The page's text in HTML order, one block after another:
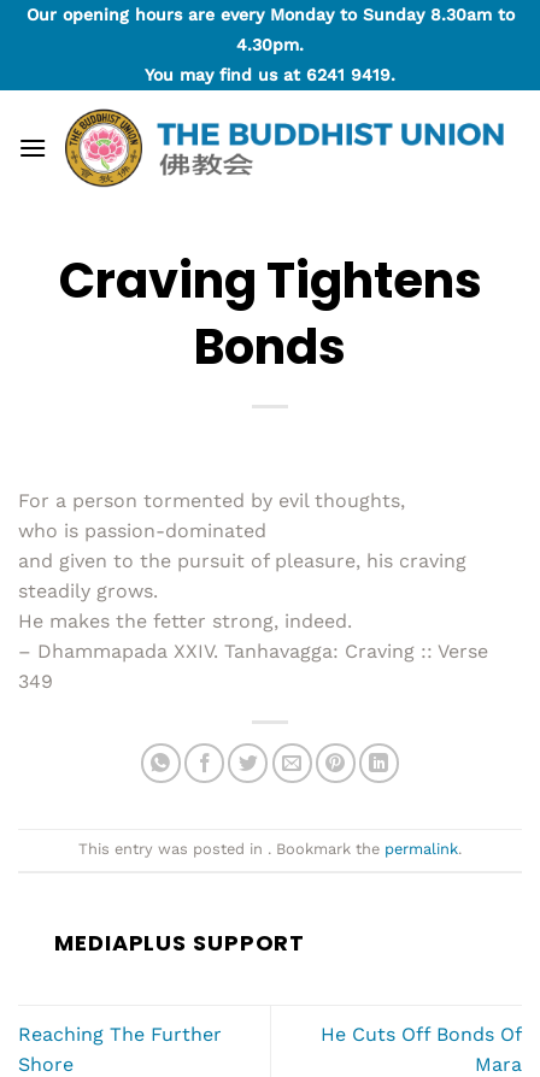
SkipOur opening hours are every Monday to Sunday 8.30am to
4.30pm.
You may find us at 6241 9419.
Craving Tightens
Bonds
For a person tormented by evil thoughts,
who is passion-dominated
and given to the pursuit of pleasure, his craving
steadily grows.
He makes the fetter strong, indeed.
– Dhammapada XXIV. Tanhavagga: Craving :: Verse
349
This entry was posted in . Bookmark the permalink.
MEDIAPLUS SUPPORT
Reaching The Further
Shore
He Cuts Off Bonds Of
Mara